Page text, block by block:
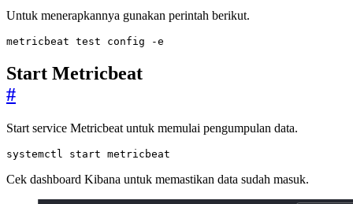
Untuk menerapkannya gunakan perintah berikut.
metricbeat test config -e
Start Metricbeat
#
Start service Metricbeat untuk memulai pengumpulan data.
systemctl start metricbeat
Cek dashboard Kibana untuk memastikan data sudah masuk.